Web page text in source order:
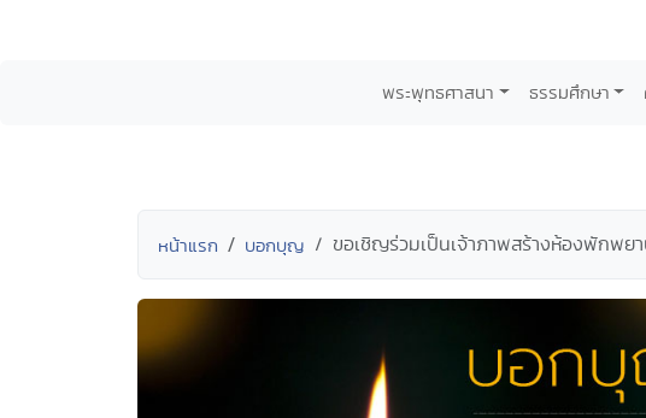
พระพุทธศาสนา ธรรมศึกษา
หน้าแรก บอกบุญ ขอเชิญร่วมเป็นเจ้าภาพสร้างห้องพักพย